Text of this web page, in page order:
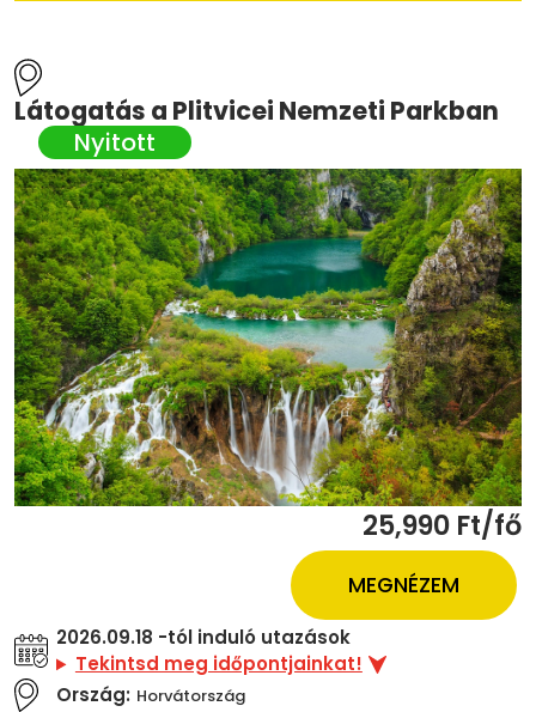
Látogatás a Plitvicei Nemzeti Parkban
25,990 Ft/fő
MEGNÉZEM
2026.09.18 -tól induló utazások
Tekintsd meg időpontjainkat!
Ország: Horvátország